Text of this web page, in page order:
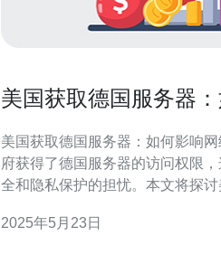
美国获取德国服务器
美国获取德国服务器：如何影响网络安全？
府获得了德国服务器的访问权限
全和隐私保护的担忧。本文将探
能会导致用户数据的泄露和监控。
2025年5月23日